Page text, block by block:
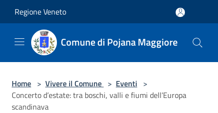
Regione Veneto
Comune di Pojana Maggiore
Home > Vivere il Comune > Eventi >
Concerto d’estate: tra boschi, valli e fiumi dell’Europa
scandinava